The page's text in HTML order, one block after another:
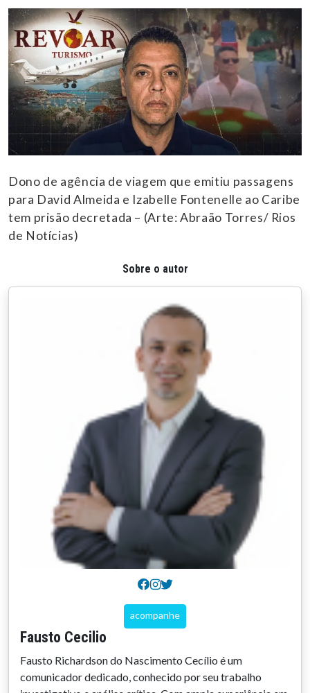
Dono de agência de viagem que emitiu passagens
para David Almeida e Izabelle Fontenelle ao Caribe
tem prisão decretada – (Arte: Abraão Torres/ Rios
de Notícias)
Sobre o autor
acompanhe
Fausto Cecilio
Fausto Richardson do Nascimento Cecílio é um
comunicador dedicado, conhecido por seu trabalho